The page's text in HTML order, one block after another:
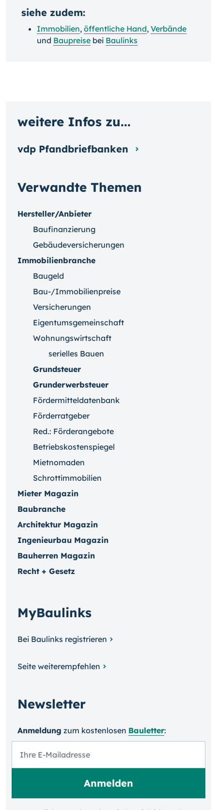
siehe zudem:
Immobilien, öffentliche Hand, Verbände
und Baupreise bei Baulinks
Verwandte Themen
Hersteller/Anbieter
Baufinanzierung
Gebäudeversicherungen
Immobilienbranche
Baugeld
Bau-/Immobilienpreise
Versicherungen
Eigentumsgemeinschaft
Wohnungswirtschaft
serielles Bauen
Grundsteuer
Grunderwerbsteuer
Fördermitteldatenbank
Förderratgeber
Red.: Förderangebote
Betriebskostenspiegel
Mietnomaden
Schrottimmobilien
Mieter Magazin
Baubranche
Architektur Magazin
Ingenieurbau Magazin
Bauherren Magazin
Recht + Gesetz
MyBaulinks
Bei Baulinks registrieren
Seite weiterempfehlen
Newsletter
Anmeldung zum kosten­losen Bauletter:
weitere Infos zu...
vdp Pfandbriefbanken